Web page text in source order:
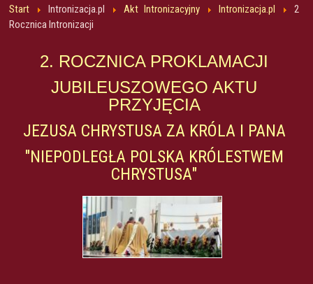
Start Intronizacja.pl Akt Intronizacyjny Intronizacja.pl
2
Rocznica Intronizacji
2. ROCZNICA PROKLAMACJI
JUBILEUSZOWEGO AKTU
PRZYJĘCIA
JEZUSA CHRYSTUSA ZA KRÓLA I PANA
"NIEPODLEGŁA POLSKA KRÓLESTWEM
CHRYSTUSA"